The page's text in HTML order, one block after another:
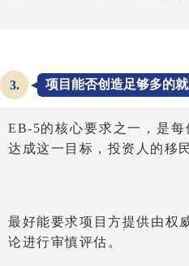
3. 项目能否创造足够多的就
EB-5的核心要求之一，是
达成这一目标，投资人的移
最好能要求项目方提供由权
论进行审慎评估。